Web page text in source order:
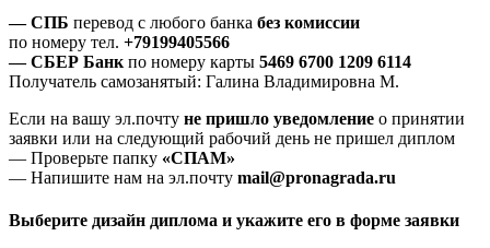
— СПБ перевод с любого банка без комиссии
по номеру тел. +79199405566
— СБЕР Банк по номеру карты 5469 6700 1209 6114
Получатель самозанятый: Галина Владимировна М.
Если на вашу эл.почту не пришло уведомление о принятии
заявки или на следующий рабочий день не пришел диплом
— Проверьте папку «СПАМ»
— Напишите нам на эл.почту mail@pronagrada.ru
Выберите дизайн диплома и укажите его в форме заявки